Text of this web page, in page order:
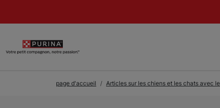
page d'accueil Articles sur les chiens et les chats avec